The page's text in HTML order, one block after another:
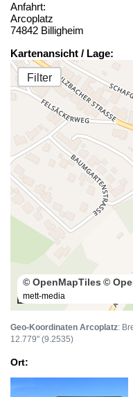
Anfahrt:
Arcoplatz
74842 Billigheim
Kartenansicht / Lage:
Filter
100 m
© OpenMapTiles ©
mett-media
Geo-Koordinaten Arcoplatz:
12.779" (9.2535)
Ort: